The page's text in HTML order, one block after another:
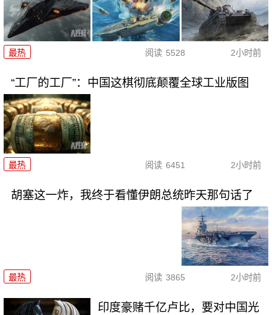
最热 阅读 5528 2小时前
“工厂的工厂”：中国这棋彻底颠覆全球工业版图
最热 阅读 6451 2小时前
胡塞这一炸，我终于看懂伊朗总统昨天那句话了
最热 阅读 3865 2小时前
印度豪赌千亿卢比，要对中国光